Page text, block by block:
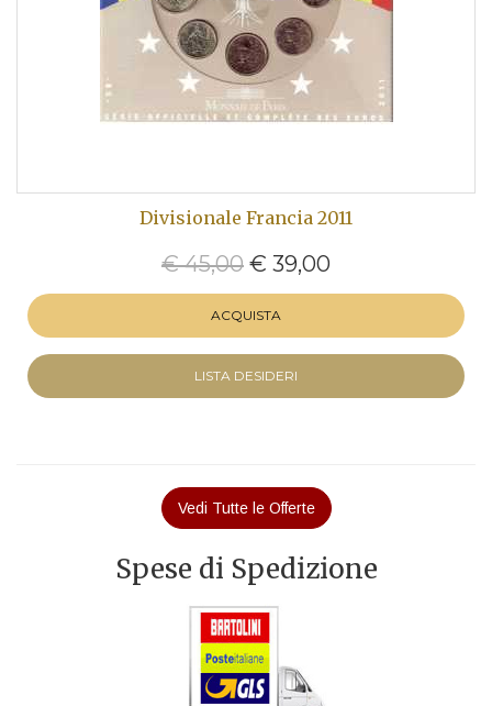
Divisionale Francia 2011
€ 45,00 € 39,00
ACQUISTA
LISTA DESIDERI
Vedi Tutte le Offerte
Spese di Spedizione